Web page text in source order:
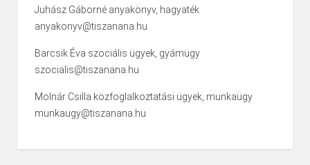
Juhász Gáborné anyakönyv, hagyaték
anyakonyv@tiszanana.hu
Barcsik Éva szociális ügyek, gyámügy
szocialis@tiszanana.hu
Molnár Csilla közfoglalkoztatási ügyek, munkaügy
munkaugy@tiszanana.hu